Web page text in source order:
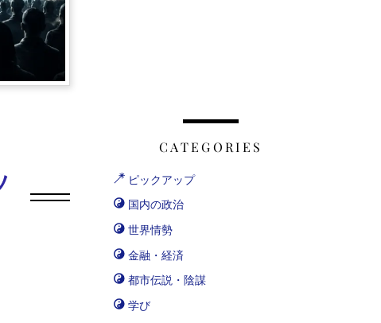
CATEGORIES
ピックアップ
国内の政治
世界情勢
金融・経済
都市伝説・陰謀
学び